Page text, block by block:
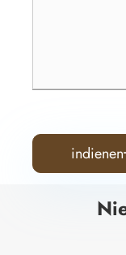
indienen